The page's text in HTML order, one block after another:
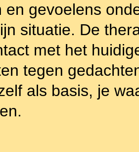
en gevoelens
situatie. De
met het
tegen
als basis, je